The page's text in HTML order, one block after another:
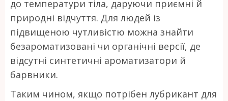
до температури тіла, даруючи приємні й
природні відчуття. Для людей із
підвищеною чутливістю можна знайти
безароматизовані чи органічні версії, де
відсутні синтетичні ароматизатори й
барвники.
Таким чином, якщо потрібен лубрикант для